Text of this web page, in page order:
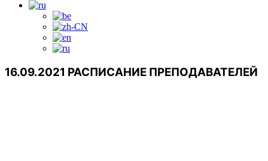
16.09.2021 РАСПИСАНИЕ ПРЕПОДАВАТЕЛЕЙ